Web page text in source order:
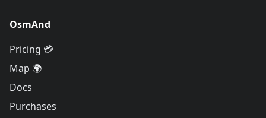
OsmAnd
Pricing 💳
Map 🌍
Docs
Purchases